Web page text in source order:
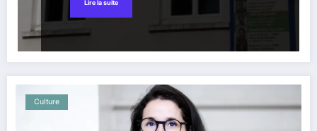
Lire la suite
Culture